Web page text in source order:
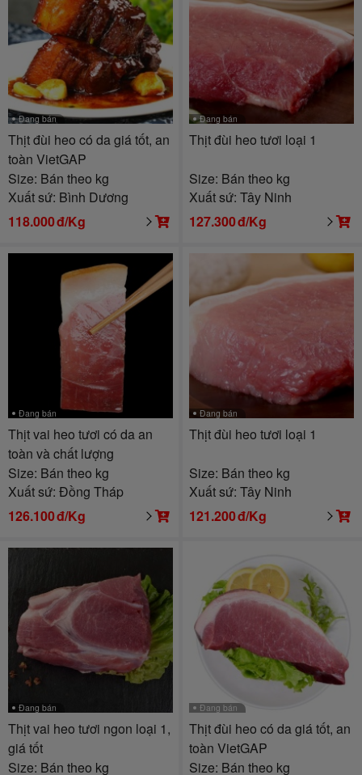
Đang bán
Thịt đùi heo có da giá tốt, an
toàn VietGAP
Size: Bán theo kg
Xuất sứ: Bình Dương
118.000đ/Kg
Đang bán
Thịt đùi heo tươi loại 1
Size: Bán theo kg
Xuất sứ: Tây Ninh
127.300đ/Kg
Đang bán
Thịt vai heo tươi có da an
toàn và chất lượng
Size: Bán theo kg
Xuất sứ: Đồng Tháp
126.100đ/Kg
Đang bán
Thịt đùi heo tươi loại 1
Size: Bán theo kg
Xuất sứ: Tây Ninh
121.200đ/Kg
Đang bán
Thịt vai heo tươi ngon loại 1,
giá tốt
Size: Bán theo kg
Đang bán
Thịt đùi heo có da giá tốt, an
toàn VietGAP
Size: Bán theo kg